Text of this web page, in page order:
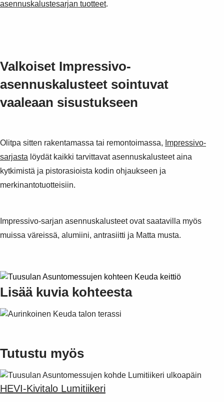
asennuskalustesarjan tuotteet.
Valkoiset Impressivo-
asennuskalusteet sointuvat
vaaleaan sisustukseen
Olitpa sitten rakentamassa tai remontoimassa, Impressivo-
sarjasta löydät kaikki tarvittavat asennuskalusteet aina
kytkimistä ja pistorasioista kodin ohjaukseen ja
merkinantotuotteisiin.
Impressivo-sarjan asennuskalusteet ovat saatavilla myös
muissa väreissä, alumiini, antrasiitti ja Matta musta.
Lisää kuvia kohteesta
Tutustu myös
HEVI-Kivitalo Lumitiikeri